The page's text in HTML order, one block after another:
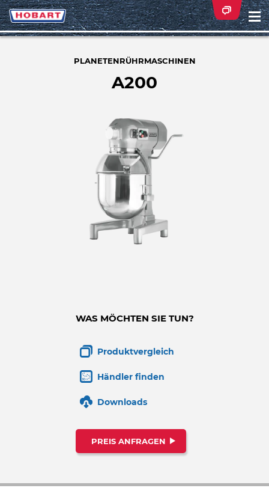
PLANETENRÜHRMASCHINEN
A200
WAS MÖCHTEN SIE TUN?
Produktvergleich
Händler finden
Downloads
PREIS ANFRAGEN